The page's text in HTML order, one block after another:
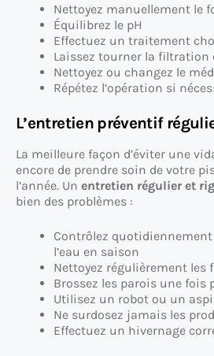
Nettoyez manuellement le
Équilibrez le pH
Effectuez un traitement
Laissez tourner la filtration
Nettoyez ou changez le
Répétez l’opération si
L’entretien préventif
La meilleure façon d’éviter une
encore de prendre soin de votre
l’année. Un entretien régulier et
bien des problèmes :
Contrôlez
l’eau en saison
Nettoyez régulièrement les
Brossez les parois une fois
Utilisez un robot ou un
Ne surdosez jamais les
Effectuez un hivernage